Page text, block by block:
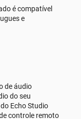
é compatível
e
de áudio
do seu
Echo Studio
controle remoto